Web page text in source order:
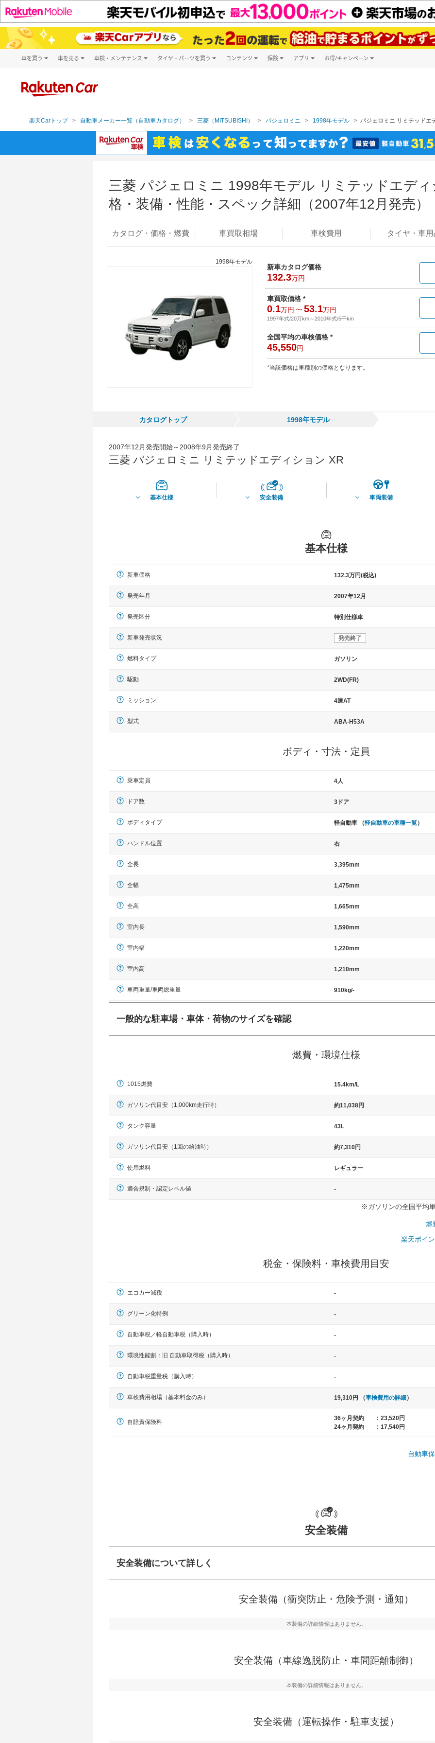
車を買う
新車
車を売る 車検・メンテナンス タイヤ・パーツを買う コンテンツ 保険 アプリ お得/キャンペーン
楽天Carトップ 自動車メーカー一覧（自動車カタログ） 三菱（MITSUBISHI） パジェロミニ 1998年モデル パジェロミニ リミテッドエ
三菱 パジェロミニ 1998年モデル リミテッドエデ
格・装備・性能・スペック詳細（2007年12月発売）
カタログ・価格・燃費 車買取相場 車検費用 タイヤ・ 車用
1998年モデル
新車カタログ価格
132.3万円
車買取価格 *
0.1万円 ～53.1万円
1997年式/20万km～2010年式/5千km
全国平均の車検価格 *
45,550円
*当該価格は車種別の価格となります。
カタログトップ 1998年モデル
2007年12月発売開始～2008年9月発売終了
三菱 パジェロミニ リミテッドエディション XR
基本仕様 安全装備 車両装備
基本仕様
新車価格 132.3万円(税込)
発売年月 2007年12月
発売区分 特別仕様車
新車発売状況 発売終了
燃料タイプ ガソリン
駆動 2WD(FR)
ミッション 4速AT
型式 ABA-H53A
ボディ・寸法・定員
乗車定員 4人
ドア数 3ドア
ボディタイプ 軽自動車 （軽自動車の車種一覧）
ハンドル位置 右
全長 3,395mm
全幅 1,475mm
全高 1,665mm
室内長 1,590mm
室内幅 1,220mm
室内高 1,210mm
車両重量/車両総重量 910kg/-
一般的な駐車場・車体・荷物のサイズを確認
幅 5,000mmというサイズが標準値（最低値）とされる事が多いようです。
N-BOX、ワゴンR、タント、アルト など
ノア、セレナ、プリウス、カローラ、ステ
クラウン、
ハイエース
燃費・環境仕様
1015燃費 15.4km/L
ガソリン代目安（1,000km走行時） 約11,038円
タンク容量 43L
ガソリン代目安（1回の給油時） 約7,310円
使用燃料 レギュラー
適合規制・認定レベル値 -
※ガソリンの全国平均
燃
楽天ポイ
税金・保険料・車検費用目安
エコカー減税 -
グリーン化特例 -
自動車税／軽自動車税（購入時） -
環境性能割：旧 自動車取得税（購入時） -
自動車税重量税（購入時） -
車検費用相場（基本料金のみ） 19,310円 （車検費用の詳細 ）
自賠責保険料
36ヶ月契約 : 23,520円
24ヶ月契約
: 17,540円
自動車
安全装備
安全装備について詳しく
前走車や歩行者との衝突を回避するプリクラッシュブレ
ーキアシスト、ABSなどが装備されています。
見えにくい場所に潜む
テムなどが装備されて
駐車をスムーズに行うためにインテリジェンスパーキン
万が一車体が衝撃を受
安全装備（衝突防止・危険予測・通知）
本装備の詳細情報はありません。
安全装備（車線逸脱防止・車間距離制御）
本装備の詳細情報はありません。
安全装備（運転操作・駐車支援）